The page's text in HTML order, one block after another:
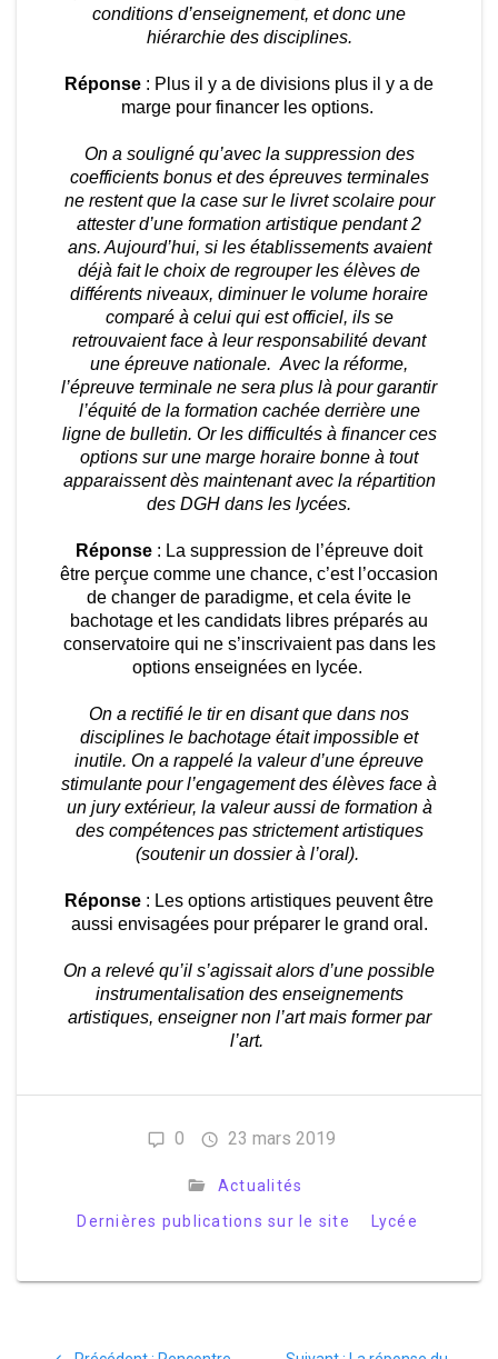
conditions d’enseignement, et donc une
hiérarchie des disciplines.
Réponse : Plus il y a de divisions plus il y a de
marge pour financer les options.
On a souligné qu’avec la suppression des
coefficients bonus et des épreuves terminales
ne restent que la case sur le livret scolaire pour
attester d’une formation artistique pendant 2
ans. Aujourd’hui, si les établissements avaient
déjà fait le choix de regrouper les élèves de
différents niveaux, diminuer le volume horaire
comparé à celui qui est officiel, ils se
retrouvaient face à leur responsabilité devant
une épreuve nationale. Avec la réforme,
l’épreuve terminale ne sera plus là pour garantir
l’équité de la formation cachée derrière une
ligne de bulletin. Or les difficultés à financer ces
options sur une marge horaire bonne à tout
apparaissent dès maintenant avec la répartition
des DGH dans les lycées.
Réponse : La suppression de l’épreuve doit
être perçue comme une chance, c’est l’occasion
de changer de paradigme, et cela évite le
bachotage et les candidats libres préparés au
conservatoire qui ne s’inscrivaient pas dans les
options enseignées en lycée.
On a rectifié le tir en disant que dans nos
disciplines le bachotage était impossible et
inutile. On a rappelé la valeur d’une épreuve
stimulante pour l’engagement des élèves face à
un jury extérieur, la valeur aussi de formation à
des compétences pas strictement artistiques
(soutenir un dossier à l’oral).
Réponse : Les options artistiques peuvent être
aussi envisagées pour préparer le grand oral.
On a relevé qu’il s’agissait alors d’une possible
instrumentalisation des enseignements
artistiques, enseigner non l’art mais former par
l’art.
0 23 mars 2019
Actualités
Dernières publications sur le site
Lycée